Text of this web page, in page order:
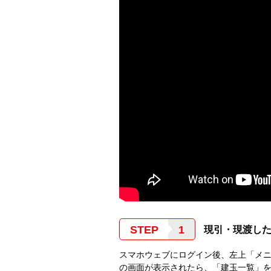
STEP 現引・現渡し
スマホウェブにログイン後、左上「メ
の画面が表示されたら、「建玉一覧」